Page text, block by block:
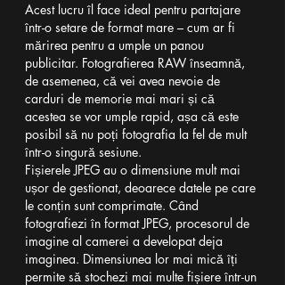
Acest lucru îl face ideal pentru partajare
într-o setare de format mare – cum ar fi
mărirea pentru a umple un panou
publicitar. Fotografierea RAW înseamnă,
de asemenea, că vei avea nevoie de
carduri de memorie mai mari și că
acestea se vor umple rapid, așa că este
posibil să nu poți fotografia la fel de mult
într-o singură sesiune.
Fișierele JPEG au o dimensiune mult mai
ușor de gestionat, deoarece datele pe care
le conțin sunt comprimate. Când
fotografiezi în format JPEG, procesorul de
imagine al camerei a developat deja
imaginea. Dimensiunea lor mai mică îți
permite să stochezi mai multe fișiere într-un